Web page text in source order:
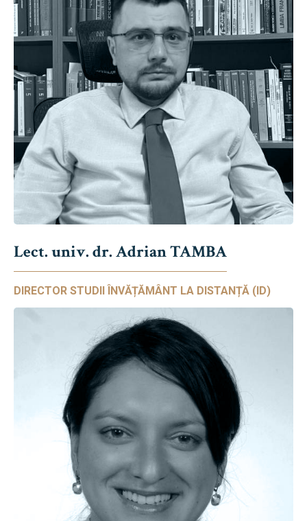
Lect. univ. dr. Adrian TAMBA
DIRECTOR STUDII ÎNVĂȚĂMÂNT LA DISTANȚĂ (ID)